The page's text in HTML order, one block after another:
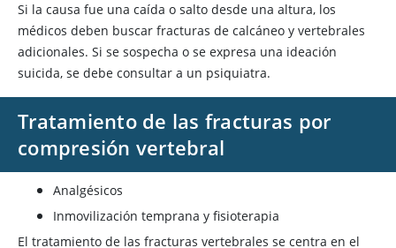
Si la causa fue una caída o salto desde una altura, los
médicos deben buscar fracturas de calcáneo y vertebrales
adicionales. Si se sospecha o se expresa una ideación
suicida, se debe consultar a un psiquiatra.
Tratamiento de las fracturas por
compresión vertebral
Analgésicos
Inmovilización temprana y fisioterapia
El tratamiento de las fracturas vertebrales se centra en el